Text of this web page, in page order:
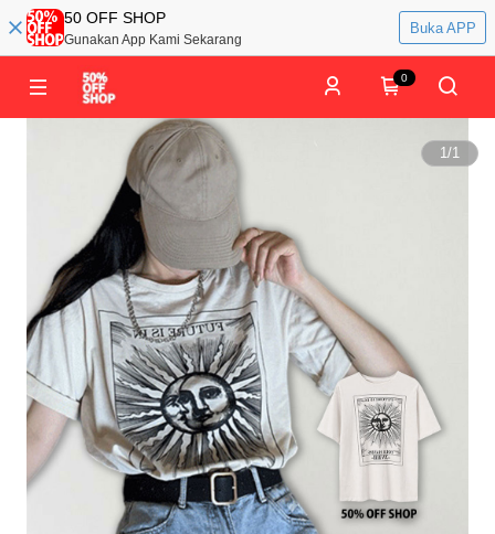
50 OFF SHOP
Gunakan App Kami Sekarang
Buka APP
0
1/1